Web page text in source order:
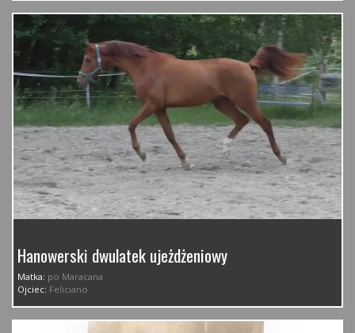
Hanowerski dwulatek ujeżdżeniowy
Matka: po Maracana
Ojciec: Feliciano